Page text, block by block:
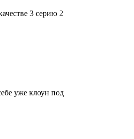
3 серию 2
уже клоун под